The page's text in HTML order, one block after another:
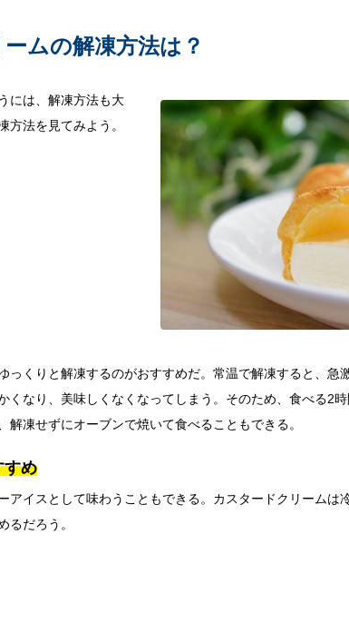
ムの解凍方法は？
には、解凍方法も大
方法を見てみよう。
っくりと解凍するのがおすすめだ。常温で解凍すると、急
くなり、美味しくなくなってしまう。そのため、食べる2
凍せずにオーブンで焼いて食べることもできる。
すめ
アイスとして味わうこともできる。カスタードクリームは
るだろう。